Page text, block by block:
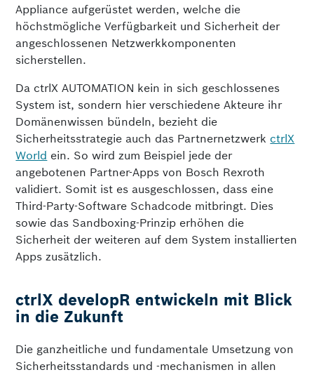
Appliance aufgerüstet werden, welche die
höchstmögliche Verfügbarkeit und Sicherheit der
angeschlossenen Netzwerkkomponenten
sicherstellen.
Da ctrlX AUTOMATION kein in sich geschlossenes
System ist, sondern hier verschiedene Akteure ihr
Domänenwissen bündeln, bezieht die
Sicherheitsstrategie auch das Partnernetzwerk ctrlX
World ein. So wird zum Beispiel jede der
angebotenen Partner-Apps von Bosch Rexroth
validiert. Somit ist es ausgeschlossen, dass eine
Third-Party-Software Schadcode mitbringt. Dies
sowie das Sandboxing-Prinzip erhöhen die
Sicherheit der weiteren auf dem System installierten
Apps zusätzlich.
ctrlX developR entwickeln mit Blick
in die Zukunft
Die ganzheitliche und fundamentale Umsetzung von
Sicherheitsstandards und -mechanismen in allen